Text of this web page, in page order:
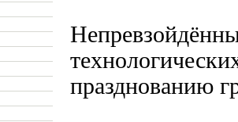
празднованию